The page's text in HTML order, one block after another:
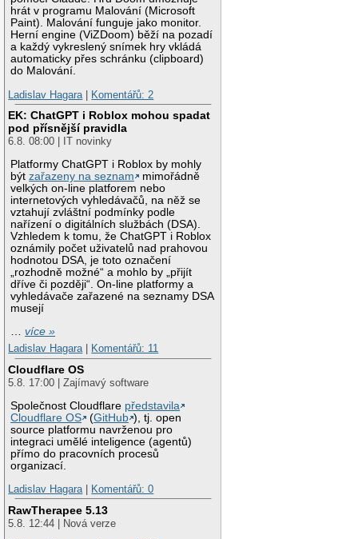
hrát v programu Malování (Microsoft
Paint). Malování funguje jako monitor.
Herní engine (ViZDoom) běží na pozadí
a každý vykreslený snímek hry vkládá
automaticky přes schránku (clipboard)
do Malování.
Ladislav Hagara
Komentářů: 2
EK: ChatGPT i Roblox mohou spadat
pod přísnější pravidla
6.8. 08:00 | IT novinky
Platformy ChatGPT i Roblox by mohly
býtzařazeny na seznam
mimořádně
velkých on-line platforem nebo
internetových vyhledávačů, na něž se
vztahují zvláštní podmínky podle
nařízení o digitálních službách (DSA).
Vzhledem k tomu, že ChatGPT i Roblox
oznámily počet uživatelů nad prahovou
hodnotou DSA, je toto označení
„rozhodně možné“ a mohlo by „přijít
dříve či později“. On-line platformy a
vyhledávače zařazené na seznamy DSA
musejí
…více »
Ladislav Hagara| Komentářů: 11
Cloudflare OS
5.8. 17:00 | Zajímavý software
Společnost Cloudflare představila
Cloudflare OS
(GitHub ), tj. open
source platformu navrženou pro
integraci umělé inteligence (agentů)
přímo do pracovních procesů
organizací.
Ladislav Hagara| Komentářů: 0
RawTherapee 5.13
5.8. 12:44 | Nová verze